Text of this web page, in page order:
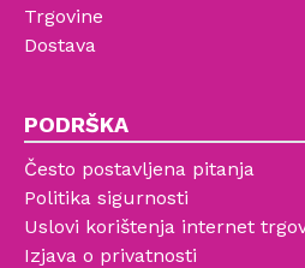
Trgovine
Dostava
PODRŠKA
Često postavljena pitanja
Politika sigurnosti
Uslovi korištenja internet
Izjava o privatnosti